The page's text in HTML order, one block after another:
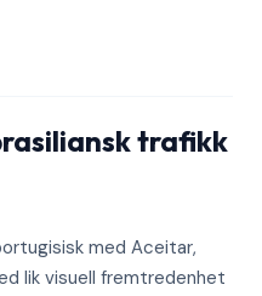
trafikk
med Aceitar,
lik visuell fremtredenhet